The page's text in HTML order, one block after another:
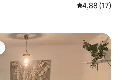
Évaluation
4,88 (17)